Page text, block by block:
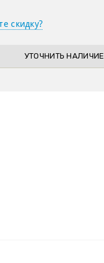
скидку?
УТОЧНИТЬ НАЛИЧИЕ